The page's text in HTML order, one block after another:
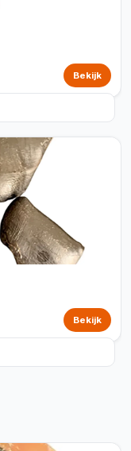
Bekijk
Bekijk